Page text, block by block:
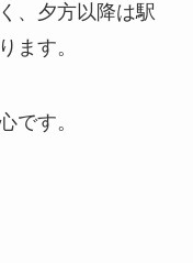
、夕方以降は駅
ます。
です。